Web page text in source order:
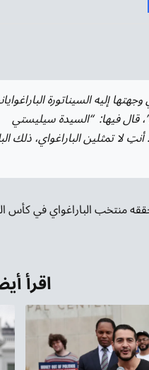
إليه السيناتورة
قال فيها: “السيدة سيليستي
لا تمثلين الباراغواي، ذلك
منتخب الباراغواي في كأس
اقرأ